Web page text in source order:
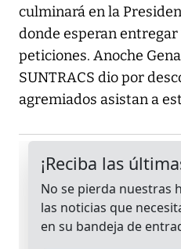
culminará en la
donde esperan entregar
peticiones. Anoche
SUNTRACS dio por
agremiados asistan a